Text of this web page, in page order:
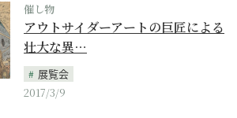
催し物
アウトサイダーアートの巨匠による
壮大な異…
展覧会
2017/3/9